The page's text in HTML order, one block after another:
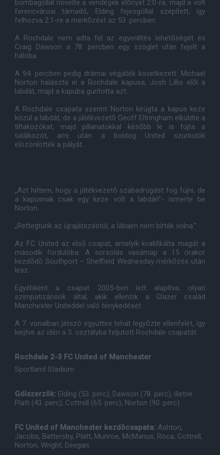
bombagóllal növelte a vendégek elõnyét 2:0-ra, majd a volt
ferencvárosi támadó, Elding fejesgóllal szépített, így
felhozva 2:1-re a mérkõzést az 53. percben.
A Rochdale nem adta fel az egyenlítés lehetõségét és
Craig Dawson a 78. percben egy szöglet után fejelt a
hálóba.
A 94. percben pedig drámai végjáték következett: Michael
Norton halászta el a Rochdale kapusa, Josh Lillis elõl a
labdát, majd a kapuba gurította azt.
A Rochdale csapata szerint Norton kirúgta a kapus keze
közül a labdát, de a játékvezetõ Geoff Eltringham elküldte a
tiltakozókat, majd pillanatokkal késõbb le is fújta a
találkozót, ami után a boldog United szurkolók
elözönlötték a pályát.
„Azt hittem, hogy a játékvezetõ szabadrúgást fog fújni, de
a kapusnak csak egy keze volt a labdán”- ismerte be
Norton.
„Rettegtünk az újrajátszástól, a lábaim nem bírták volna.”
Az FC United az elsõ csapat, amelyik kvalifikálta magát a
második fordulóba. A sorsolás vasárnap a 15 órakor
kezdõdõ Southport – Sheffield Wednesday mérkõzés után
lesz.
Egyébként a csapat 2005-ben lett alapítva, olyan
szimpatizánsok által, akik ellenzik a Glazer család
Manchester Uniteddel való ténykedését.
A 7. vonalban játszó együttes tehát legyõzte ellenfelét, így
kiejtve az idén a 3. osztályba feljutott Rochdale csapatát.
Rochdale 2-3 FC United of Manchester
Sportland Stadium
Gólszerzõk: Elding (53. perc), Dawson (78. perc), illetve
Platt (43. perc), Cottrell (65. perc), Norton (90. perc)
FC United of Manchester kezdõcsapata: Ashton,
Jacobs, Battersby, Platt, Munroe, McManus, Roca, Cottrell,
Norton, Wright, Deegan.